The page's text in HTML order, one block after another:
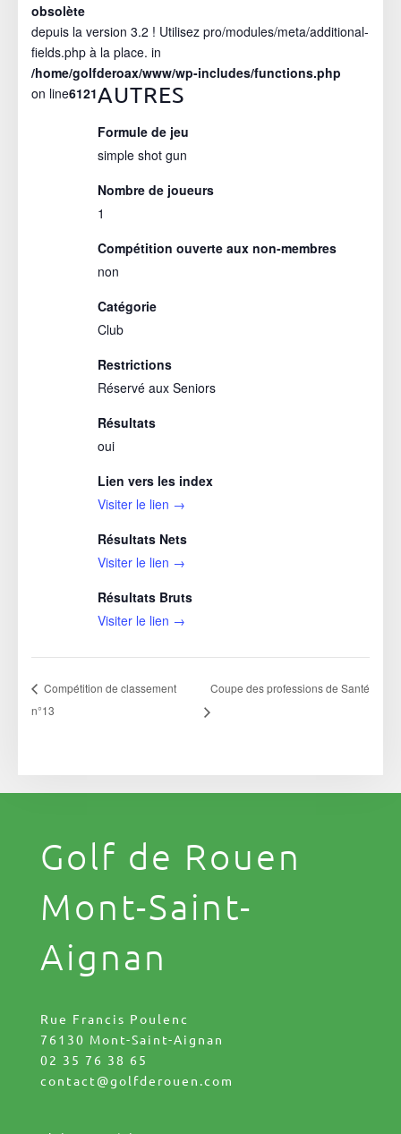
obsolète
depuis la version 3.2 ! Utilisez pro/modules/meta/additional-
fields.php à la place. in
/home/golfderoax/www/wp-includes/functions.php
on line6121AUTRES
Formule de jeu
simple shot gun
Nombre de joueurs
1
Compétition ouverte aux non-membres
non
Catégorie
Club
Restrictions
Réservé aux Seniors
Résultats
oui
Lien vers les index
Visiter le lien →
Résultats Nets
Visiter le lien →
Résultats Bruts
Visiter le lien →
Compétition de classement
n°13
Coupe des professions de Santé
Golf de Rouen
Mont-Saint-
Aignan
Rue Francis Poulenc
76130 Mont-Saint-Aignan
02 35 76 38 65
contact@golfderouen.com